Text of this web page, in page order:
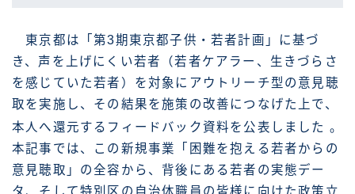
東京都は「第3期東京都子供・若者計画」に基づ
き、声を上げにくい若者（若者ケアラー、生きづらさ
を感じていた若者）を対象にアウトリーチ型の意見聴
取を実施し、その結果を施策の改善につなげた上で、
本人へ還元するフィードバック資料を公表しました 。
本記事では、この新規事業「困難を抱える若者からの
意見聴取」の全容から、背後にある若者の実態デー